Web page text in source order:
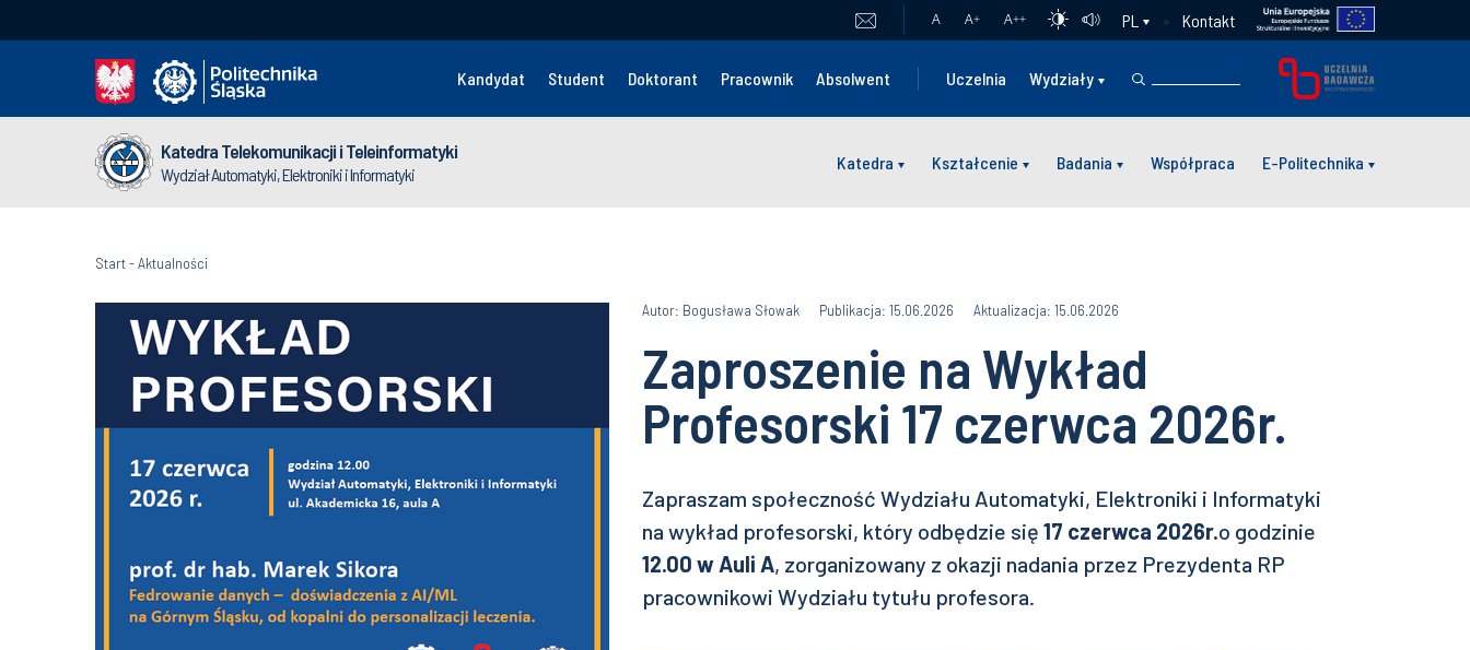
A A+ A++ PL Kontakt
Kandydat Student Doktorant Pracownik Absolwent Uczelnia Wydziały
Katedra Telekomunikacji i Teleinformatyki
Wydział Automatyki, Elektroniki i Informatyki
Katedra Kształcenie Badania Współpraca E-Politechnika
Start-Aktualności
Autor: Bogusława Słowak Publikacja: 15.06.2026 Aktualizacja: 15.06.2026
Zaproszenie na Wykład
Profesorski 17 czerwca 2026r.
Zapraszam społeczność Wydziału Automatyki, Elektroniki i Informatyki
na wykład profesorski, który odbędzie się 17 czerwca 2026r.o godzinie
12.00 w Auli A, zorganizowany z okazji nadania przez Prezydenta RP
pracownikowi Wydziału tytułu profesora.